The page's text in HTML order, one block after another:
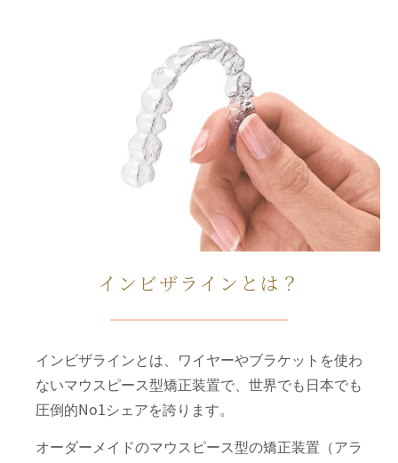
インビザラインとは？
インビザラインとは、ワイヤーやブラケットを使わ
ないマウスピース型矯正装置で、世界でも日本でも
圧倒的No1シェアを誇ります。
オーダーメイドのマウスピース型の矯正装置（アラ